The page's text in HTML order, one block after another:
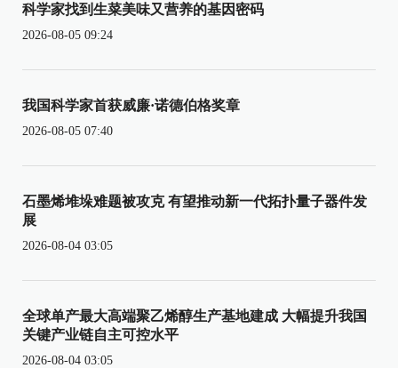
科学家找到生菜美味又营养的基因密码
2026-08-05 09:24
我国科学家首获威廉·诺德伯格奖章
2026-08-05 07:40
石墨烯堆垛难题被攻克 有望推动新一代拓扑量子器件发
展
2026-08-04 03:05
全球单产最大高端聚乙烯醇生产基地建成 大幅提升我国
关键产业链自主可控水平
2026-08-04 03:05